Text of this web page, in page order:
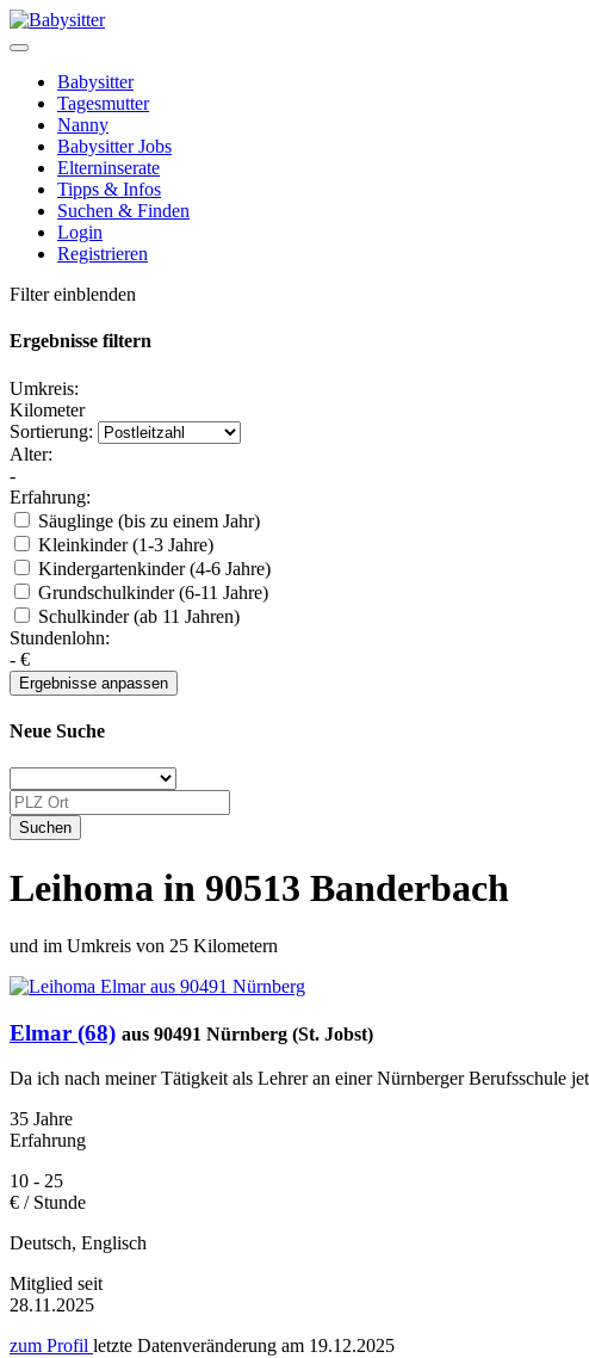
Babysitter
Tagesmutter
Nanny
Babysitter Jobs
Elterninserate
Tipps & Infos
Suchen & Finden
Login
Registrieren
Filter einblenden
Ergebnisse filtern
Umkreis:
Kilometer
Sortierung:
Alter:
-
Erfahrung:
Säuglinge (bis zu einem Jahr)
Kleinkinder (1-3 Jahre)
Kindergartenkinder (4-6 Jahre)
Grundschulkinder (6-11 Jahre)
Schulkinder (ab 11 Jahren)
Stundenlohn:
- €
Neue Suche
Leihoma in 90513 Banderbach
und im Umkreis von 25 Kilometern
Elmar (68) aus 90491 Nürnberg (St. Jobst)
Da ich nach meiner Tätigkeit als Lehrer an einer Nürnberger Berufsschule
35 Jahre
Erfahrung
10 - 25
€ / Stunde
Deutsch, Englisch
Mitglied seit
28.11.2025
zum Profil letzte Datenveränderung am 19.12.2025